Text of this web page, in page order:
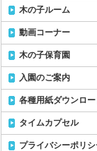
木の子ルーム
動画コーナー
木の子保育園
入園のご案内
各種用紙ダウンロー
タイムカプセル
プライバシーポリ